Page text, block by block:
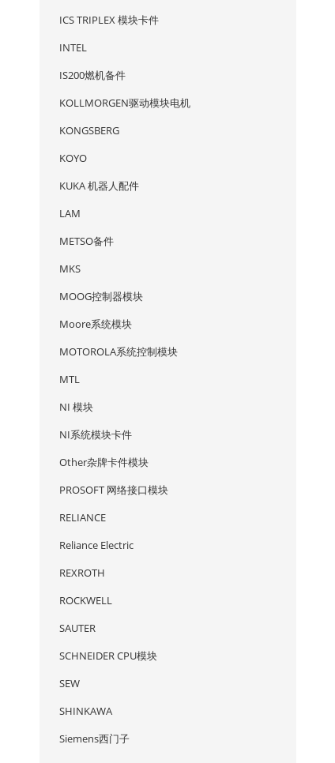
ICS TRIPLEX 模块卡件
INTEL
IS200燃机备件
KOLLMORGEN驱动模块电机
KONGSBERG
KOYO
KUKA 机器人配件
LAM
METSO备件
MKS
MOOG控制器模块
Moore系统模块
MOTOROLA系统控制模块
MTL
NI 模块
NI系统模块卡件
Other杂牌卡件模块
PROSOFT 网络接口模块
RELIANCE
Reliance Electric
REXROTH
ROCKWELL
SAUTER
SCHNEIDER CPU模块
SEW
SHINKAWA
Siemens西门子